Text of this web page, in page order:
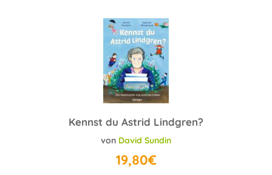
Kennst du Astrid Lindgren?
von David Sundin
19,80€